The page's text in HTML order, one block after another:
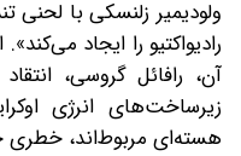
ولودیمیر زلنسکی با
رادیواکتیو را ایجاد
آن، رافائل گروسی،
زیرساخت‌های انرژی
هسته‌ای مربوط‌اند،